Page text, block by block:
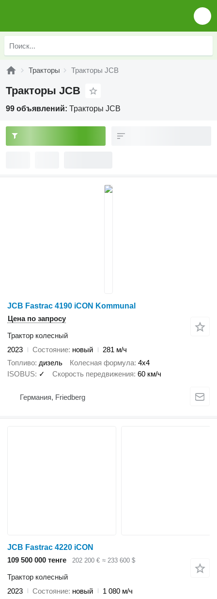
Тракторы Тракторы JCB
Тракторы JCB
99 объявлений: Тракторы JCB
JCB Fastrac 4190 iCON Kommunal
Цена по запросу
Трактор колесный
2023
Состояние новый
281 м/ч
Топливо дизель Колесная формула 4x4
ISOBUS ✓ Скорость передвижения 60 км/ч
Германия, Friedberg
JCB Fastrac 4220 iCON
109 500 000 тенге
202 200 € ≈ 233 600 $
Трактор колесный
2023
Состояние новый
1 080 м/ч